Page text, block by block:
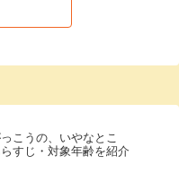
っこうの、いやなとこ
すじ・対象年齢を紹介